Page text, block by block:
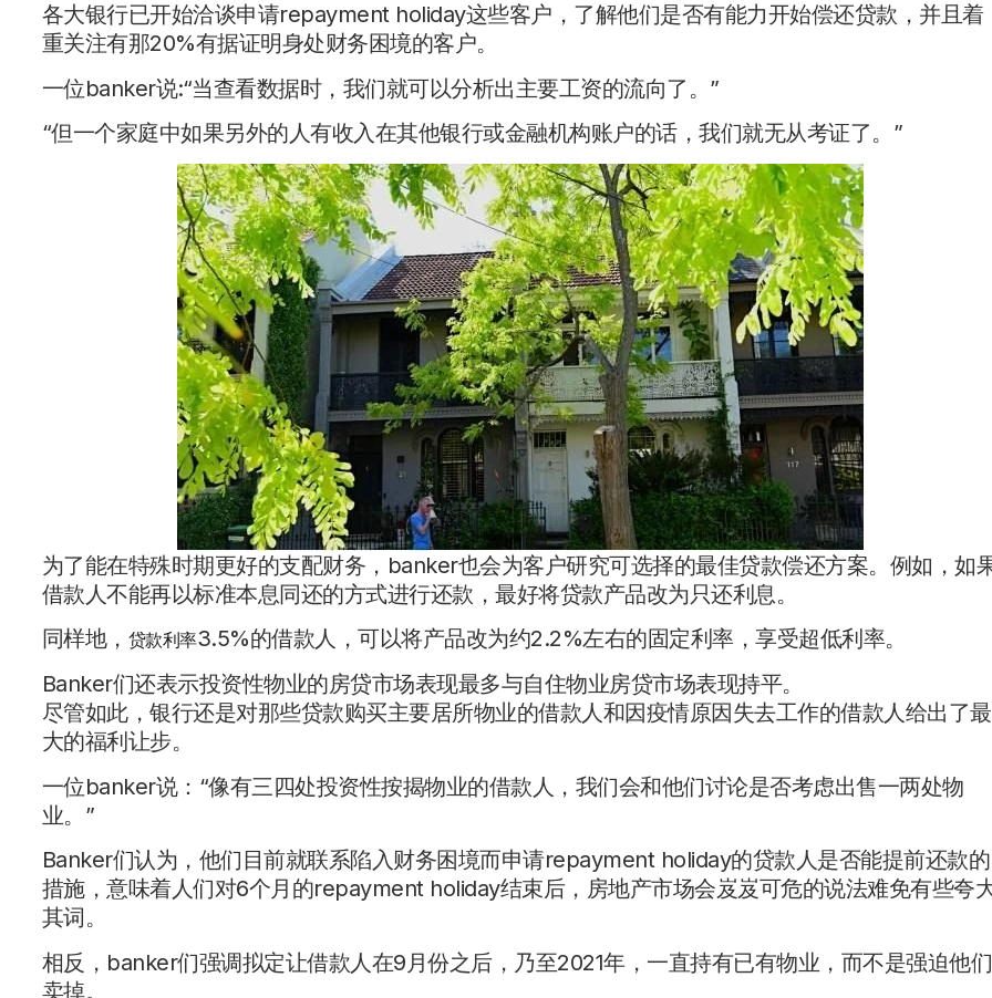
各大银行已开始洽谈申请repayment holiday这些客户，了解他们是否有能力开始偿还贷款，并且着
重关注有那20%有据证明身处财务困境的客户。
一位banker说:“当查看数据时，我们就可以分析出主要工资的流向了。”
“但一个家庭中如果另外的人有收入在其他银行或金融机构账户的话，我们就无从考证了。”
为了能在特殊时期更好的支配财务，banker也会为客户研究可选择的最佳贷款偿还方案。例如，如
借款人不能再以标准本息同还的方式进行还款，最好将贷款产品改为只还利息。
同样地， 贷款利率3.5%的借款人，可以将产品改为约2.2%左右的固定利率，享受超低利率。
Banker们还表示投资性物业的房贷市场表现最多与自住物业房贷市场表现持平。
尽管如此，银行还是对那些贷款购买主要居所物业的借款人和因疫情原因失去工作的借款人给出了最
大的福利让步。
一位banker说：“像有三四处投资性按揭物业的借款人，我们会和他们讨论是否考虑出售一两处物
业。”
Banker们认为，他们目前就联系陷入财务困境而申请repayment holiday的贷款人是否能提前还款的
措施，意味着人们对6个月的repayment holiday结束后，房地产市场会岌岌可危的说法难免有些夸
其词。
相反，banker们强调拟定让借款人在9月份之后，乃至2021年，一直持有已有物业，而不是强迫他们
卖掉。